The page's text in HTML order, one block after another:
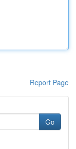
Report Page
Go